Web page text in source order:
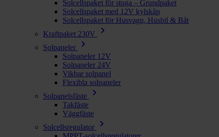
Solcellspaket för stuga – Grundpaket
Solcellspaket med 12V kylskåp
Solcellspaket för Husvagn, Husbil & Båt
Kraftpaket 230V
chevron_right
Solpaneler chevron_right
Solpaneler 12V
Solpaneler 24V
Vikbar solpanel
Flexibla solpaneler
Solpanelsfäste
chevron_right
Takfäste
Väggfäste
Solcellsregulator
chevron_right